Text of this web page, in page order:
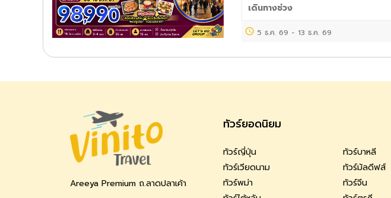
เดินทางช่วง
5 ธ.ค. 69 - 13 ธ.ค. 69
Areeya Premium ถ.ลาดปลาเค้า
ทัวร์ยอดนิยม
ทัวร์ญี่ปุ่น
ทัวร์บาหลี
ทัวร์เวียดนาม
ทัวร์มัลดีฟส์
ทัวร์พม่า
ทัวร์จีน